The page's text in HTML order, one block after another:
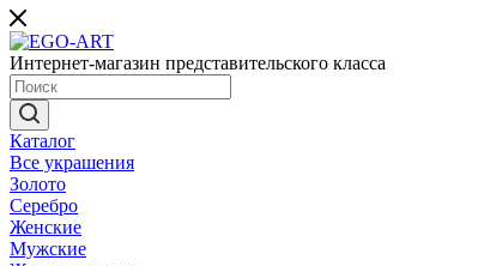
Интернет-магазин представительского класса
Каталог
Все украшения
Золото
Серебро
Женские
Мужские